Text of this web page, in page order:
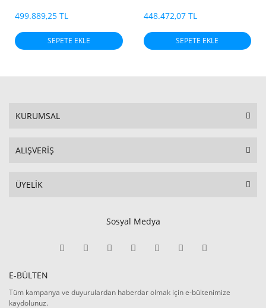
1200mm
499.889,25 TL
SEPETE EKLE
1200mm
448.472,07 TL
SEPETE EKLE
KURUMSAL
ALIŞVERİŞ
ÜYELİK
Sosyal Medya
E-BÜLTEN
Tüm kampanya ve duyurulardan haberdar olmak için e-bültenimize
kaydolunuz.